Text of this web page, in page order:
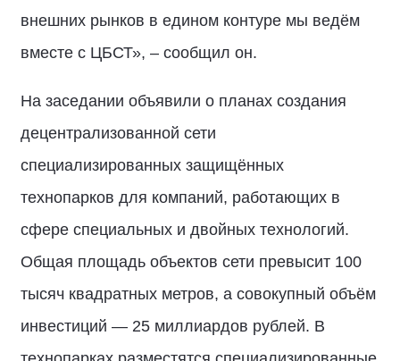
внешних рынков в едином контуре мы ведём
вместе с ЦБСТ», – сообщил он.
На заседании объявили о планах создания
децентрализованной сети
специализированных защищённых
технопарков для компаний, работающих в
сфере специальных и двойных технологий.
Общая площадь объектов сети превысит 100
тысяч квадратных метров, а совокупный объём
инвестиций — 25 миллиардов рублей. В